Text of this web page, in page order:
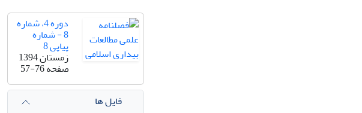
دوره 4، شماره
8 - شماره
پیاپی 8
زمستان 1394
صفحه57-76
فایل ها